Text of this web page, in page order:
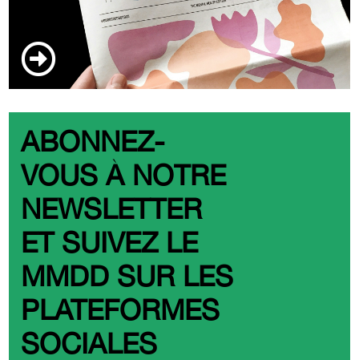
ABONNEZ-
VOUS À NOTRE
NEWSLETTER
ET SUIVEZ LE
MMDD SUR LES
PLATEFORMES
SOCIALES